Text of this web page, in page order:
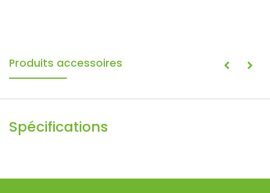
Produits accessoires
Spécifications